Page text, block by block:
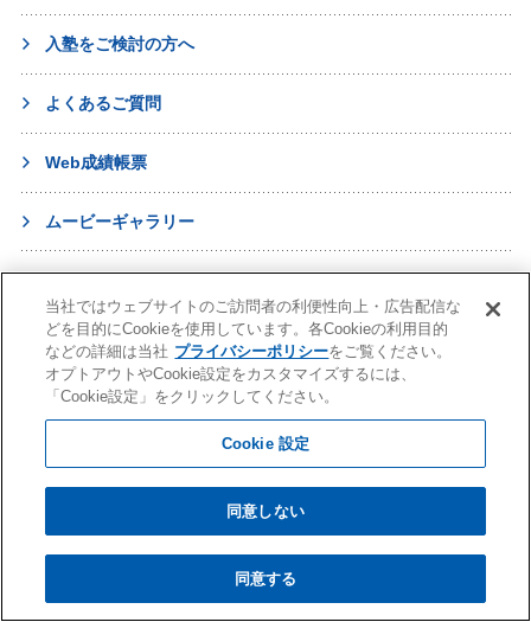
入塾をご検討の方へ
よくあるご質問
Web成績帳票
ムービーギャラリー
進学・受験
早稲田アカデミー 個別進学館
英語教室
幼児教室サンキッズ
医学部予備校
当社ではウェブサイトのご訪問者の利便性向上・広告配信な
どを目的にCookieを使用しています。各Cookieの利用目的
などの詳細は当社 プライバシーポリシーをご覧ください。
オプトアウトやCookie設定をカスタマイズするには、
「Cookie設定」をクリックしてください。
Cookie 設定
同意しない
同意する